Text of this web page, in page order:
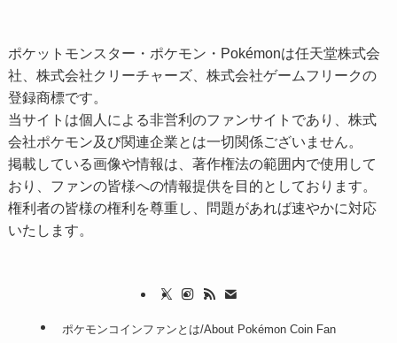
ポケットモンスター・ポケモン・Pokémonは任天堂株式会
社、株式会社クリーチャーズ、株式会社ゲームフリークの
登録商標です。
当サイトは個人による非営利のファンサイトであり、株式
会社ポケモン及び関連企業とは一切関係ございません。
掲載している画像や情報は、著作権法の範囲内で使用して
おり、ファンの皆様への情報提供を目的としております。
権利者の皆様の権利を尊重し、問題があれば速やかに対応
いたします。
ポケモンコインファンとは/About Pokémon Coin Fan